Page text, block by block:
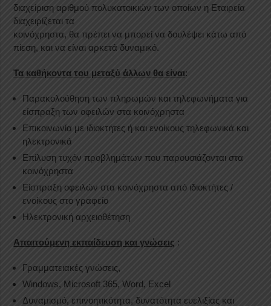
διαχείριση αριθμού πολυκατοικιών των οποίων η Εταιρεία
διαχειρίζεται τα
κοινόχρηστα, θα πρέπει να μπορεί να δουλέψει κάτω από
πίεση, και να είναι αρκετά δυναμικό.
Τα καθήκοντα του μεταξύ άλλων θα είναι:
Παρακολούθηση των πληρωμών και τηλεφωνήματα για
είσπραξη των οφειλών στα κοινόχρηστα
Επικοινωνία με ιδιοκτήτες ή και ενοίκους τηλεφωνικά και
ηλεκτρονικά
Επίλυση τυχόν προβλημάτων που παρουσιάζονται στα
κοινόχρηστα
Είσπραξη οφειλών στα κοινόχρηστα από ιδιοκτήτες /
ενοίκους στο γραφείο
Ηλεκτρονική αρχειοθέτηση
Απαιτούμενη εκπαίδευση και γνώσεις :
Γραμματειακές γνώσεις,
Windows, Microsoft 365, Word, Excel
Δυναμισμό, επινοητικότητα, δυνατότητα ευελιξίας και